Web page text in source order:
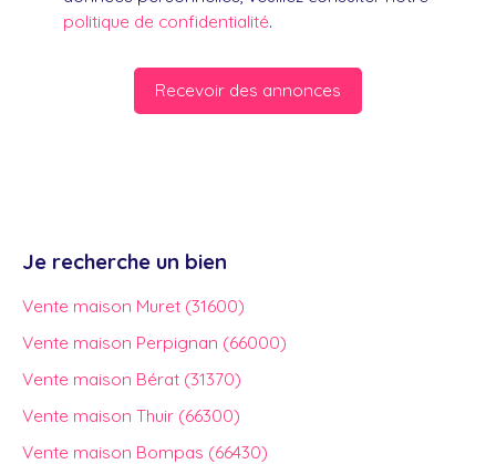
politique de confidentialité.
Recevoir des annonces
Je recherche un bien
Vente maison Muret (31600)
Vente maison Perpignan (66000)
Vente maison Bérat (31370)
Vente maison Thuir (66300)
Vente maison Bompas (66430)